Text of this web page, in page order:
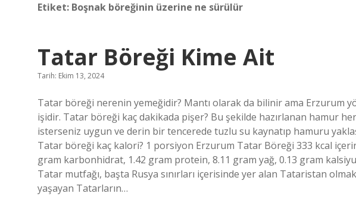
Etiket: Boşnak böreğinin üzerine ne sürülür
Tatar Böreği Kime Ait
Tarih: Ekim 13, 2024
Tatar böreği nerenin yemeğidir? Mantı olarak da bilinir ama Erzurum
işidir. Tatar böreği kaç dakikada pişer? Bu şekilde hazırlanan hamur
isterseniz uygun ve derin bir tencerede tuzlu su kaynatıp hamuru
Tatar böreği kaç kalori? 1 porsiyon Erzurum Tatar Böreği 333 kcal
gram karbonhidrat, 1.42 gram protein, 8.11 gram yağ, 0.13 gram
Tatar mutfağı, başta Rusya sınırları içerisinde yer alan Tataristan
yaşayan Tatarların…